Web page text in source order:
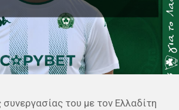
συνεργασίας του με τον Ελλαδίτη